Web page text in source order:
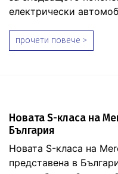
електрически
прочети повече >
Новата S-класа на
България
Новата S-класа на
представена в